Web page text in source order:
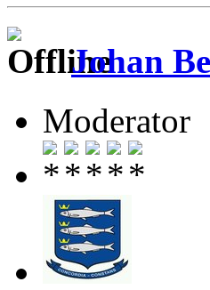
Johan
Moderator